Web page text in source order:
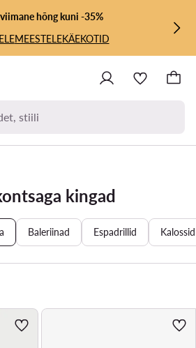
hõng kuni -35%
MEESTELEKÄEKOTID
stiili
kingad
Baleriinad Espadrillid Kalossid